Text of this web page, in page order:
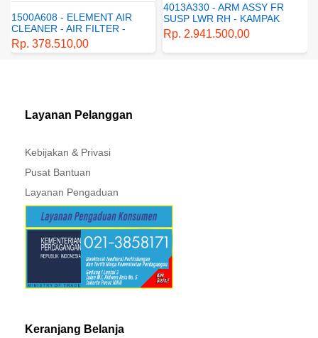
4013A330 - ARM ASSY FR
SUSP LWR RH - KAMPAK
DEPAN BAWAH KANAN -
GENUINE SPAREPART -
MITSUBISHI - XPANDER
Rp. 2.941.500,00
4162A413 - SHOCK
ABSORBER RR SUSP -
SUSPENSI BELAKANG -
SHOCKBREAKER
Layanan Pelanggan
Kebijakan & Privasi
Pusat Bantuan
Layanan Pengaduan
Keranjang Belanja